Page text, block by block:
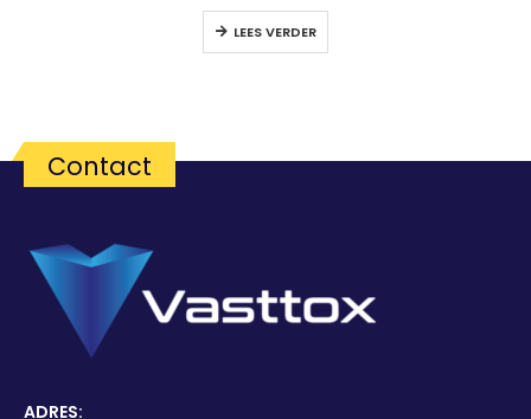
LEES VERDER
Contact
ADRES: